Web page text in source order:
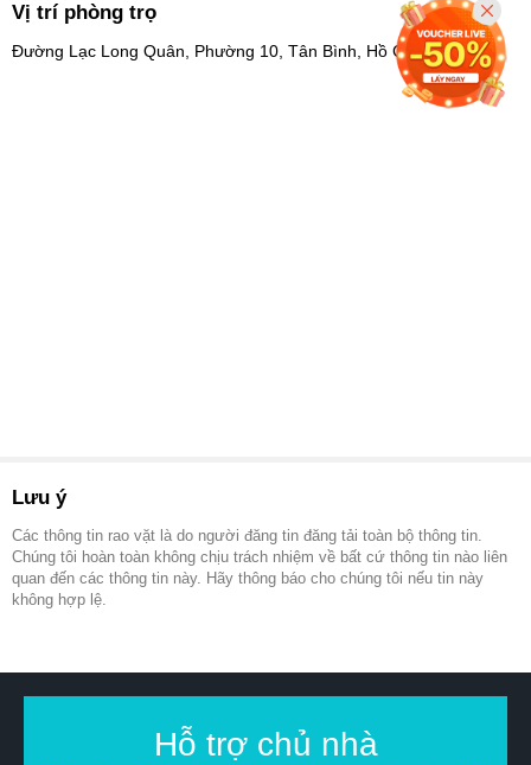
Vị trí phòng trọ
Đường Lạc Long Quân, Phường 10, Tân Bình, Hồ Chí Minh
Lưu ý
Các thông tin rao vặt là do người đăng tin đăng tải toàn bộ thông tin.
Chúng tôi hoàn toàn không chịu trách nhiệm về bất cứ thông tin nào liên
quan đến các thông tin này. Hãy thông báo cho chúng tôi nếu tin này
không hợp lệ.
Hỗ trợ chủ nhà